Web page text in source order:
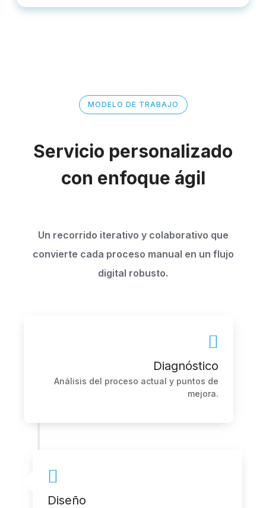
MODELO DE TRABAJO
Servicio personalizado
con enfoque ágil
Un recorrido iterativo y colaborativo que
convierte cada proceso manual en un flujo
digital robusto.
Diagnóstico
Análisis del proceso actual y puntos de
mejora.
Diseño